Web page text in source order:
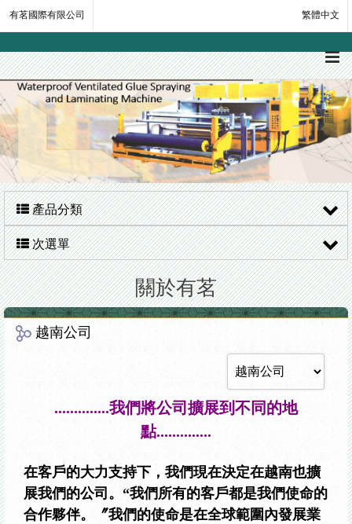
繁體中文
有茗國際有限公司
產品分類
次選單
關於有茗
越南公司
..............我們將公司擴展到不同的地
點..............
在客戶的大力支持下，我們現在決定在越南也擴
展我們的公司。“我們所有的客戶都是我們使命的
合作夥伴。〞我們的使命是在全球範圍內發展業